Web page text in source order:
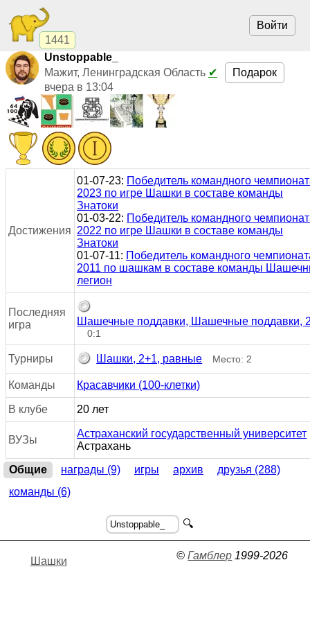
1441
Войти
Unstoppable_
Мажит, Ленинградская Область ✔
вчера в 13:04
Подарок
Достижения
01-07-23: Победитель командного
2023 по игре Шашки в составе команды
Знатоки
01-03-22: Победитель командного
2022 по игре Шашки в составе команды
Знатоки
01-07-11: Победитель командного
2011 по шашкам в составе команды
легион
Последняя
игра
Шашечные поддавки, Шашечные поддавки,
0:1
Турниры Шашки, 2+1, равные Место: 2
Команды Красавчики (100-клетки)
В клубе 20 лет
ВУЗы
Астраханский государственный университет
Астрахань
Общие
награды (9) игры архив
друзья (288)
команды (6)
🔍
Шашки ©Гамблер 1999-2026